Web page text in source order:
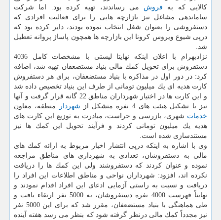
كالایی كه به فروش می رساندند، تهیه كرده بود. اما شركت
ساماندهی مشاغل نیز بازارچه هایی را برای فعالیت افرادی كه
دستفروشی را بعنوان شغل انتخاب نموده بودند، دایر كرده بود كه
درپی شیوع ویروس كرونا این بازارچه ها همچون پاساژ پروانه تعطیل
شد.
نژادبهرام با اعلان اینكه نهایتا لیستی با مشخصات كامل 4036
دستفروش برای تحویل كمك مالی بنیاد مستضعفان تهیه شد، اضافه
كرد: در دور اول در مذاكره با بنیاد مستضعفان، برای هر دستفروش
كارت هدیه ای یك میلیون تومانی از طرف این بنیاد تخصیص داده شد
و این كارت ها در اختیار شهرداران مناطق 22 گانه قرار گرفت و آنها
نیز با تشكیل هیئت های 4 نفره متشكل از
شهردار
منطقه، معاون
خدمات شهری، بازرسی و حراست، مبادرت به توزیع این كارت های
هدیه یك میلیون تومانی كردند و فرآیند تحویل این كمك ها نیز
مستندسازی شده است.
وی با اشاره به اینكه درپی انتشار اخبار مربوط به ارائه كمك های
مالی به دستفروشان، تعدادی به شهرداری های مناطق مراجعه
نموده و عنوان كردند كه دستفروشند ولی این كمك ها را دریافت
نكرده اند، افزود: شهرداران نواحی و مناطق اطلاعات این افراد را
دریافت و نسبت به راستی آزمایی ادعای این افراد اقدام نمودند و
نهایتاً فهرست 4000 نفره دستفروشان، به 5000 نفر ارتقاء یافت و
طی هماهنگی با بنیاد مستضعفان، مقرر شد كه برای این 5000 نفر
نیز مجدداً كمك مالی درنظر گرفته شود كه بنظر می رسد هفته آینده